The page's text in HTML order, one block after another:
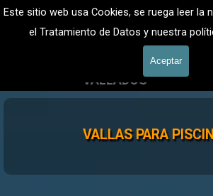
Este sitio web usa Cookies, se ruega leer la
el Tratamiento de Datos y nuestra
Aceptar
Vaya al ContenidoVALLADOS METALICOS MADRID -
Valla Hercules, Vallado de
VALLADOSValla
VALLAS PARA